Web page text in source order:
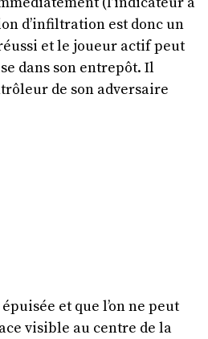
d’infiltration est donc un
et le joueur actif peut
dans son entrepôt. Il
de son adversaire
et que l’on ne peut
visible au centre de la